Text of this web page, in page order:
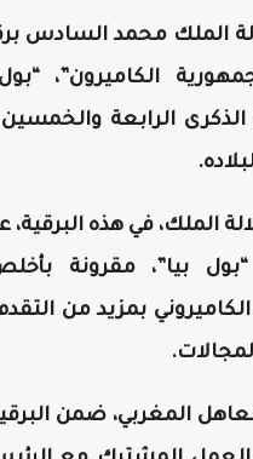
الملك محمد السادس
الكاميرون”،
الرابعة
الملك، في هذه البرقية،
بيا”، مقرونة
بمزيد من التقدم
المغربي، ضمن